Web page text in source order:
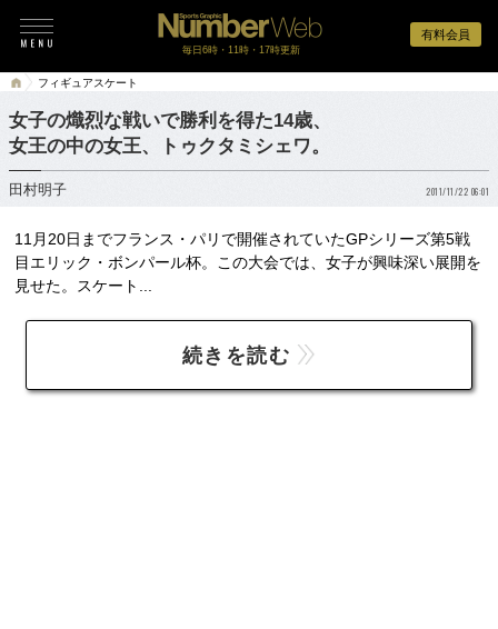
有料会員
毎日6時・11時・17時更新
フィギュアスケート
女子の熾烈な戦いで勝利を得た14歳、
女王の中の女王、トゥクタミシェワ。
田村明子 2011/11/22 06:01
11月20日までフランス・パリで開催されていたGPシリーズ第5戦
目エリック・ボンパール杯。この大会では、女子が興味深い展開を
見せた。スケート...
続きを読む